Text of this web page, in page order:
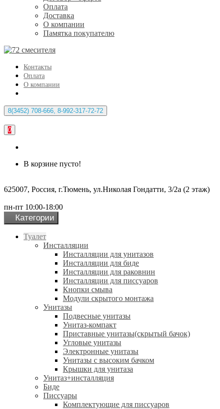
Оплата
Доставка
О компании
Памятка покупателю
Контакты
Оплата
О компании
8(3452) 708-666, 8-992-317-72-72
0
В корзине пусто!
625007, Россия, г.Тюмень, ул.Николая Гондатти, 3/2а (2 этаж)
пн-пт 10:00-18:00
Категории
Туалет
Инсталляции
Инсталляции для унитазов
Инсталляции для биде
Инсталляции для раковнин
Инсталляции для писсуаров
Кнопки смыва
Модули скрытого монтажа
Унитазы
Подвесные унитазы
Унитаз-компакт
Приставные унитазы(скрытый бачок)
Угловые унитазы
Электронные унитазы
Унитазы с высоким бачком
Крышки для унитаза
Унитаз+инсталляция
Биде
Писсуары
Комплектующие для писсуаров